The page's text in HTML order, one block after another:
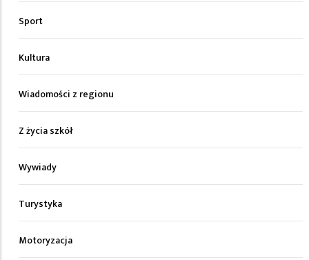
Sport
Kultura
Wiadomości z regionu
Z życia szkół
Wywiady
Turystyka
Motoryzacja